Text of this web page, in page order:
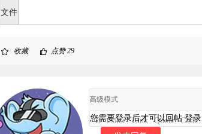
文件
收藏 点赞29
高级模式
B Color Link Quote Code
您需要登录后才可以回帖登录